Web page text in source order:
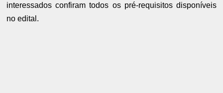
interessados confiram todos os pré-requisitos disponíveis
no edital.